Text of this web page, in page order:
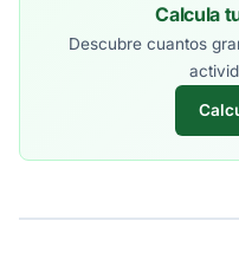
Calcula
Descubre cuantos